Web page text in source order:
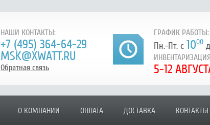
НАШИ КОНТАКТЫ:
+7 (495) 364-64-29
MSK@XWATT.RU
Обратная связь
ГРАФИК РАБОТЫ:
Пн.-Пт. с 1000
5-12
О КОМПАНИИ ОПЛАТА ДОСТАВКА КОНТАКТЫ